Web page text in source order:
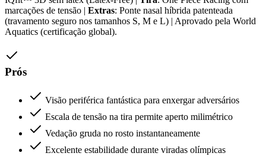
marcações de tensão | Extras: Ponte nasal híbrida patenteada
(travamento seguro nos tamanhos S, M e L) | Aprovado pela World
Aquatics (certificação global).
Prós
Visão periférica fantástica para enxergar adversários
Escala de tensão na tira permite aperto milimétrico
Vedação gruda no rosto instantaneamente
Excelente estabilidade durante viradas olímpicas